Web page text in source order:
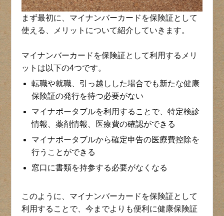
まず最初に、マイナンバーカードを保険証として
使える、メリットについて紹介していきます。
マイナンバーカードを保険証として利用するメリ
ットは以下の4つです。
転職や就職、引っ越しした場合でも新たな健康
保険証の発行を待つ必要がない
マイナポータブルを利用することで、特定検診
情報、薬剤情報、医療費の確認ができる
マイナポータブルから確定申告の医療費控除を
行うことができる
窓口に書類を持参する必要がなくなる
このように、マイナンバーカードを保険証として
利用することで、今までよりも便利に健康保険証